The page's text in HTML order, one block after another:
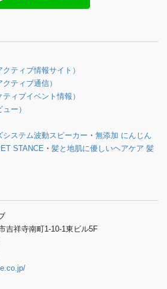
ティブ情報サイト）
ティブ通信）
ィブイベント情報）
ー）
システム波動スピーカー ・ 無添加 にんじん
STANCE ・ 髪と地肌に優しいヘアケア 髪
吉祥寺南町1-10-1東ビル5F